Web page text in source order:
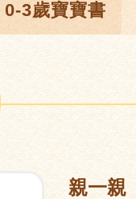
0-3歲寶寶書
親一親